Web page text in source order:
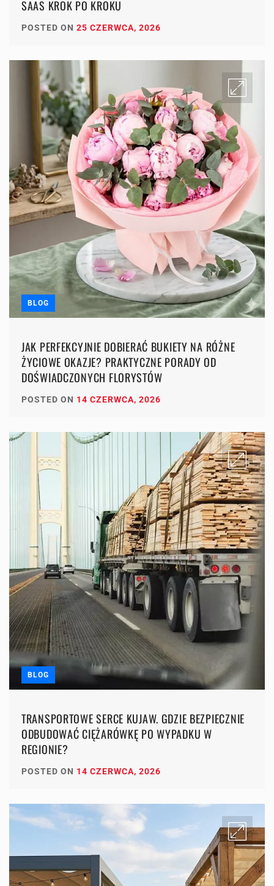
SAAS KROK PO KROKU
POSTED ON 25 CZERWCA, 2026
BLOG
JAK PERFEKCYJNIE DOBIERAĆ BUKIETY NA RÓŻNE
ŻYCIOWE OKAZJE? PRAKTYCZNE PORADY OD
DOŚWIADCZONYCH FLORYSTÓW
POSTED ON 14 CZERWCA, 2026
BLOG
TRANSPORTOWE SERCE KUJAW. GDZIE BEZPIECZNIE
ODBUDOWAĆ CIĘŻARÓWKĘ PO WYPADKU W
REGIONIE?
POSTED ON 14 CZERWCA, 2026